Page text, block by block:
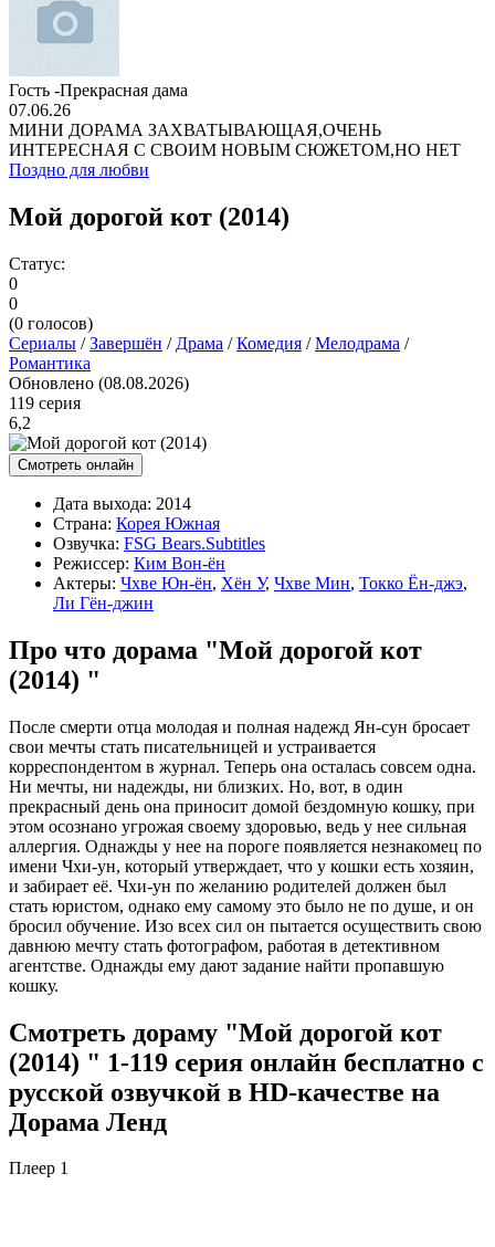
Гость -Прекрасная дама
07.06.26
МИНИ ДОРАМА ЗАХВАТЫВАЮЩАЯ,ОЧЕНЬ
ИНТЕРЕСНАЯ С СВОИМ НОВЫМ СЮЖЕТОМ,НО НЕТ
Поздно для любви
Мой дорогой кот (2014)
Статус:
0
0
(0 голосов)
Сериалы /Завершён / Драма /Комедия /Мелодрама /
Романтика
Обновлено (08.08.2026)
119 серия
6,2
Смотреть онлайн
Дата выхода: 2014
Страна: Корея Южная
Озвучка: FSG Bears.Subtitles
Режиссер: Ким Вон-ён
Актеры: Чхве Юн-ён, Хён У, Чхве Мин, Токко Ён-джэ,
Ли Гён-джин
Про что дорама "Мой дорогой кот
(2014) "
После смерти отца молодая и полная надежд Ян-сун бросает
свои мечты стать писательницей и устраивается
корреспондентом в журнал. Теперь она осталась совсем одна.
Ни мечты, ни надежды, ни близких. Но, вот, в один
прекрасный день она приносит домой бездомную кошку, при
этом осознано угрожая своему здоровью, ведь у нее сильная
аллергия. Однажды у нее на пороге появляется незнакомец по
имени Чхи-ун, который утверждает, что у кошки есть хозяин,
и забирает её. Чхи-ун по желанию родителей должен был
стать юристом, однако ему самому это было не по душе, и он
бросил обучение. Изо всех сил он пытается осуществить свою
давнюю мечту стать фотографом, работая в детективном
агентстве. Однажды ему дают задание найти пропавшую
кошку.
Смотреть дораму "Мой дорогой кот
(2014) " 1-119 серия онлайн бесплатно с
русской озвучкой в HD-качестве на
Дорама Ленд
Плеер 1